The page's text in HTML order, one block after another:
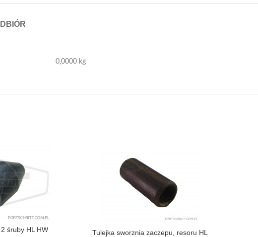
0,0000 kg
śruby HL HW Tulejka sworznia zaczepu, resoru HL